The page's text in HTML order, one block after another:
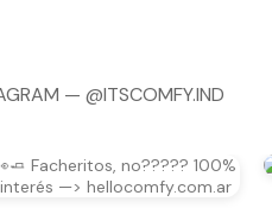
— @ITSCOMFY.IND